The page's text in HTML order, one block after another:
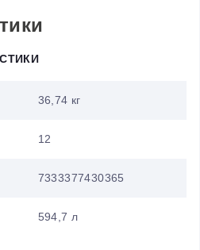
36,74 кг
12
7333377430365
594,7 л